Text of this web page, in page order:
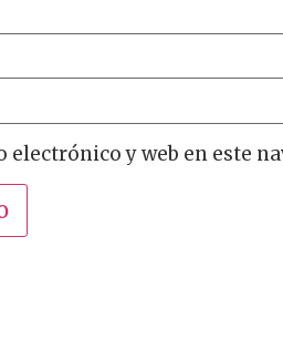
electrónico y web en este